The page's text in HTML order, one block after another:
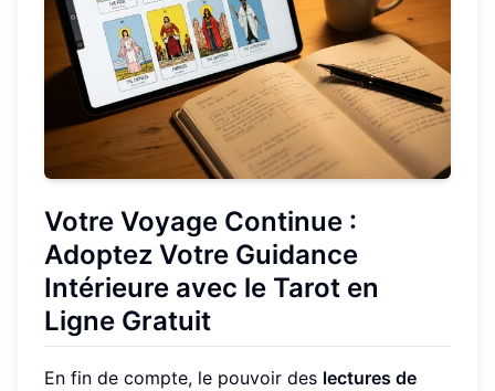
Votre Voyage Continue :
Adoptez Votre Guidance
Intérieure avec le Tarot en
Ligne Gratuit
En fin de compte, le pouvoir des lectures de